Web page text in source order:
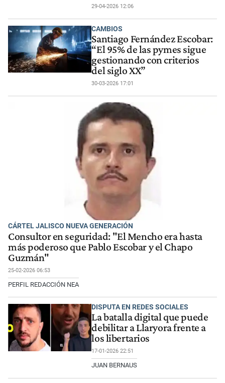
29-04-2026 12:06
CAMBIOS
Santiago Fernández Escobar:
“El 95% de las pymes sigue
gestionando con criterios
del siglo XX”
30-03-2026 17:01
CÁRTEL JALISCO NUEVA GENERACIÓN
Consultor en seguridad: "El Mencho era hasta
más poderoso que Pablo Escobar y el Chapo
Guzmán"
25-02-2026 06:53
PERFIL REDACCIÓN NEA
DISPUTA EN REDES SOCIALES
La batalla digital que puede
debilitar a Llaryora frente a
los libertarios
17-01-2026 22:51
JUAN BERNAUS